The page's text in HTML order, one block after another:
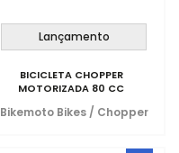
Lançamento
BICICLETA CHOPPER
MOTORIZADA 80 CC
Bikemoto Bikes / Chopper